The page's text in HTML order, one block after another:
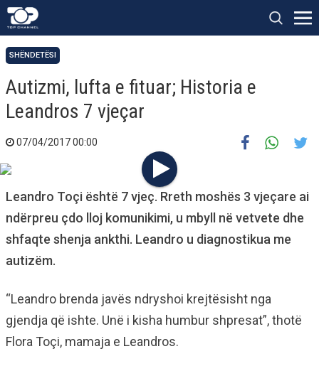
SHËNDETËSI
Autizmi, lufta e fituar; Historia e
Leandros 7 vjeçar
07/04/2017 00:00
Leandro Toçi është 7 vjeç. Rreth moshës 3 vjeçare ai
ndërpreu çdo lloj komunikimi, u mbyll në vetvete dhe
shfaqte shenja ankthi. Leandro u diagnostikua me
autizëm.
“Leandro brenda javës ndryshoi krejtësisht nga
gjendja që ishte. Unë i kisha humbur shpresat”, thotë
Flora Toçi, mamaja e Leandros.